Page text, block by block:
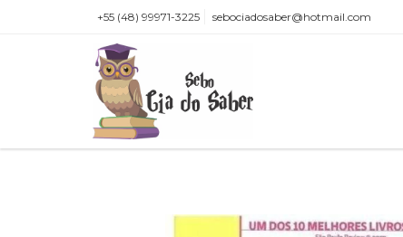
+55 (48) 99971-3225 sebociadosaber@hotmail.com